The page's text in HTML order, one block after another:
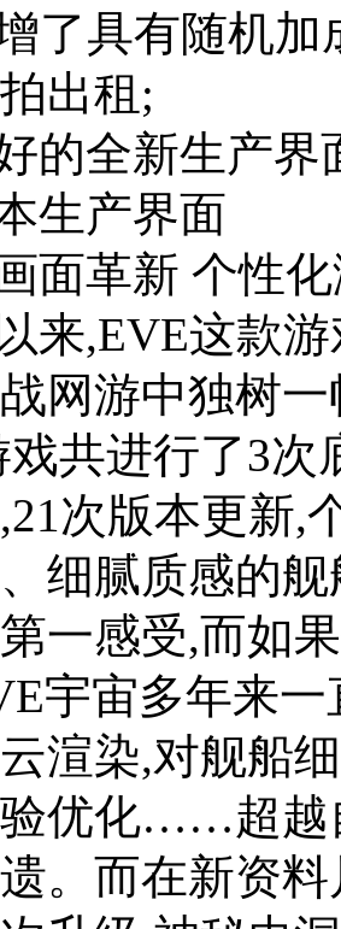
了具有随机
出租;
的全新生产界
生产界面
面革新 个性
来,EVE这款
网游中独树
共进行了3次
次版本更新
细腻质感的
一感受,而如
宇宙多年来
渲染,对舰船
优化……超越
。而在新资